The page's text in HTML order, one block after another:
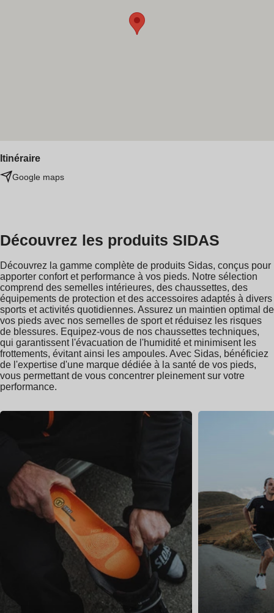
Itinéraire
Google maps
Découvrez les produits SIDAS
Découvrez la gamme complète de produits Sidas, conçus pour
apporter confort et performance à vos pieds. Notre sélection
comprend des semelles intérieures, des chaussettes, des
équipements de protection et des accessoires adaptés à divers
sports et activités quotidiennes. Assurez un maintien optimal de
vos pieds avec nos semelles de sport et réduisez les risques
de blessures. Equipez-vous de nos chaussettes techniques,
qui garantissent l'évacuation de l'humidité et minimisent les
frottements, évitant ainsi les ampoules. Avec Sidas, bénéficiez
de l'expertise d'une marque dédiée à la santé de vos pieds,
vous permettant de vous concentrer pleinement sur votre
performance.